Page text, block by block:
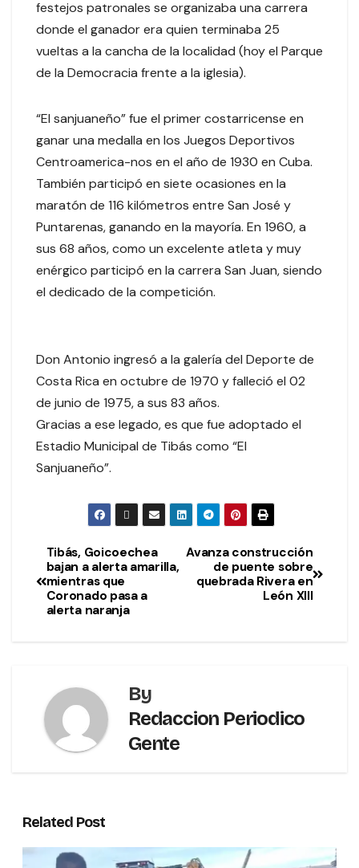
festejos patronales se organizaba una carrera
donde el ganador era quien terminaba 25
vueltas a la cancha de la localidad (hoy el Parque
de la Democracia frente a la iglesia).
“El sanjuaneño” fue el primer costarricense en
ganar una medalla en los Juegos Deportivos
Centroamerica-nos en el año de 1930 en Cuba.
También participó en siete ocasiones en la
maratón de 116 kilómetros entre San José y
Puntarenas, ganando en la mayoría. En 1960, a
sus 68 años, como un excelente atleta y muy
enérgico participó en la carrera San Juan, siendo
el dedicado de la competición.
Don Antonio ingresó a la galería del Deporte de
Costa Rica en octubre de 1970 y falleció el 02
de junio de 1975, a sus 83 años.
Gracias a ese legado, es que fue adoptado el
Estadio Municipal de Tibás como “El
Sanjuaneño”.
Avanza construcción
de puente sobre
quebrada Rivera en
León XIII
Tibás, Goicoechea
bajan a alerta amarilla,
mientras que
Coronado pasa a
alerta naranja
By
Redaccion Periodico
Gente
Related Post